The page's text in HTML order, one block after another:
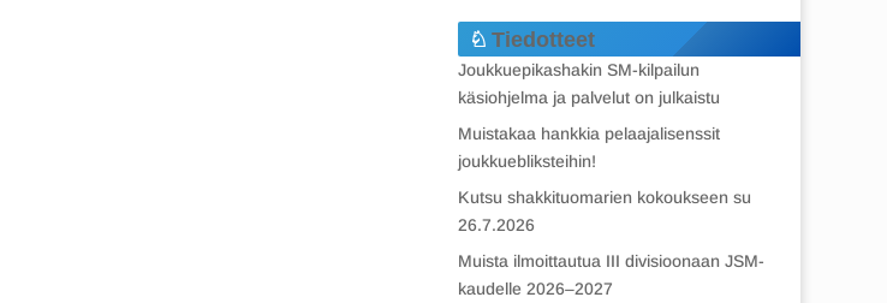
Tiedotteet
Joukkuepikashakin SM-kilpailun
käsiohjelma ja palvelut on julkaistu
Muistakaa hankkia pelaajalisenssit
joukkuebliksteihin!
Kutsu shakkituomarien kokoukseen su
26.7.2026
Muista ilmoittautua III divisioonaan JSM-
kaudelle 2026–2027